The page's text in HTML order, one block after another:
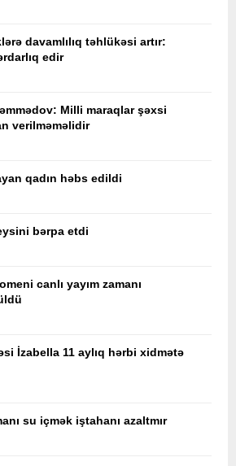
davamlılıq təhlükəsi artır:
edir
Milli maraqlar şəxsi
verilməməlidir
qadın həbs edildi
bərpa etdi
canlı yayım zamanı
İzabella 11 aylıq hərbi xidmətə
su içmək iştahanı azaltmır